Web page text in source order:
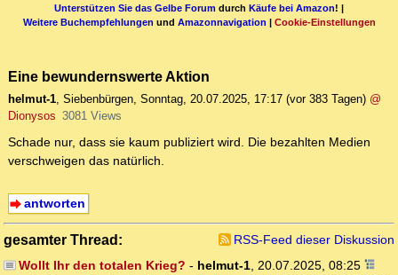
Unterstützen Sie das Gelbe Forum durch Käufe bei Amazon! |
Weitere Buchempfehlungen und Amazonnavigation | Cookie-Einstellungen
Eine bewundernswerte Aktion
helmut-1, Siebenbürgen, Sonntag, 20.07.2025, 17:17 (vor 383 Tagen) @
Dionysos 3081 Views
Schade nur, dass sie kaum publiziert wird. Die bezahlten Medien
verschweigen das natürlich.
antworten
gesamter Thread:
RSS-Feed dieser Diskussion
Wollt Ihr den totalen Krieg? - helmut-1, 20.07.2025, 08:25